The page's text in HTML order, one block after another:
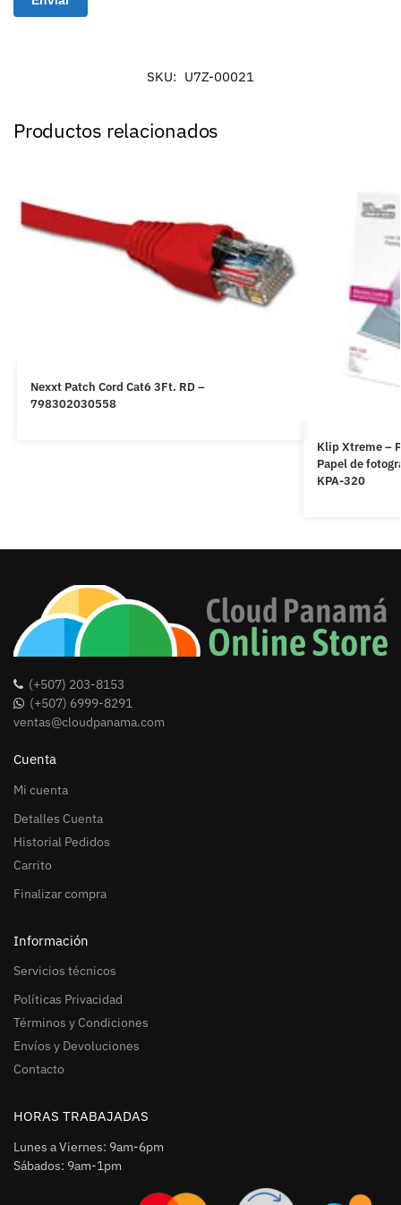
SKU: U7Z-00021
Productos relacionados
Nexxt Patch Cord Cat6 3Ft. RD –
798302030558
Klip Xtreme –
Papel de
KPA-320
(+507) 203-8153
(+507) 6999-8291
ventas@cloudpanama.com
Cuenta
Mi cuenta
Detalles Cuenta
Historial Pedidos
Carrito
Finalizar compra
Información
Servicios técnicos
Políticas Privacidad
Términos y Condiciones
Envíos y Devoluciones
Contacto
HORAS TRABAJADAS
Lunes a Viernes: 9am-6pm
Sábados: 9am-1pm